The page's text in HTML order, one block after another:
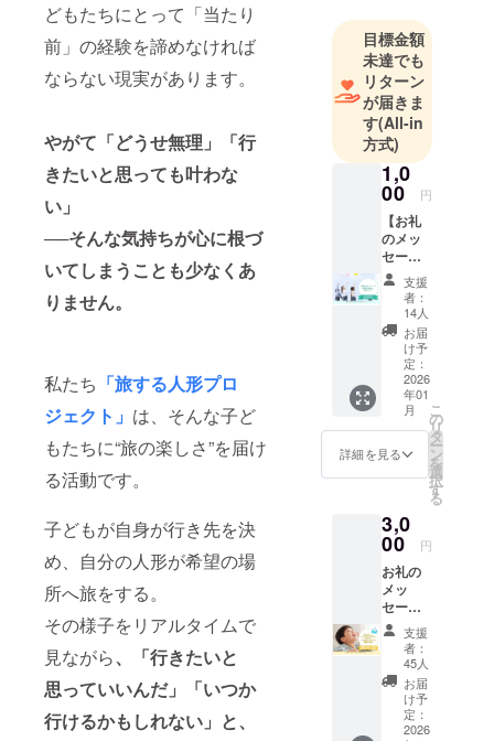
どもたちにとって「当たり
前」の経験を諦めなければ
ならない現実があります。
やがて「どうせ無理」「行
きたいと思っても叶わな
い」
──そんな気持ちが心に根づ
いてしまうことも少なくあ
りません。
私たち 「旅する人形プロ
ジェクト」 は、そんな子ど
もたちに“旅の楽しさ”を届け
る活動です。
子どもが自身が行き先を決
め、自分の人形が希望の場
所へ旅をする。
その様子をリアルタイムで
見ながら、「行きたいと
思っていいんだ」「いつか
行けるかもしれない」と、
い、主にバ
ルーンアー
トを子ども
や付き添い
の方と一緒
に作って遊
ぶ活動をし
ています。
「でき
た！」「楽
しい！」
キ！」「わ
くわく！」
こんな子ど
もらしい感
覚を、入院
という閉鎖
の少ない生
活をしてい
る子どもた
ちにも感じ
てほしい。
思いっきり
笑顔になっ
てほしい。
そんな想い
目標金額
未達でも
リターン
が届きま
す(All-in
方式)
1,0
00 円
【お礼
のメッ
セー
ジ】 感
謝の気
持ちを
込め
て、お
礼の
メッ
セージ
をお送
りしま
す。
支援
者：
14人
お届
け予
定：
2026
年01
月
詳細を見る
こ
の
リ
タ
ー
ン
を
選
択
す
る
3,0
00 円
お礼の
メッ
セージ
＋活動
報告書
（PDF
）＋動
画エン
ドロー
ルに名
支援
者：
45人
お届
け予
定：
2026